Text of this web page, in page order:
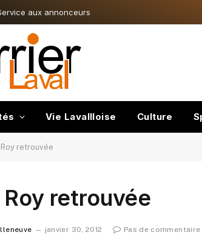
aux annonceurs
Vie Lavallloise Culture
retrouvée
retrouvée
janvier 30, 2012 Pas de commentaire